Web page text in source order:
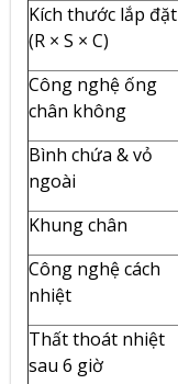
Kích thước lắp đặt
(R × S × C)
Công nghệ ống
chân không
Bình chứa & vỏ
ngoài
Khung chân
Công nghệ cách
nhiệt
Thất thoát nhiệt
sau 6 giờ